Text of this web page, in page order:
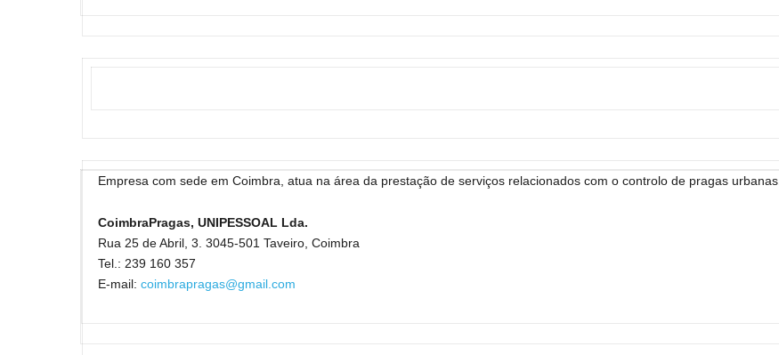
Empresa com sede em Coimbra, atua na área da prestação de serviços relacionados com o controlo de pragas urbanas.
CoimbraPragas, UNIPESSOAL Lda.
Rua 25 de Abril, 3. 3045-501 Taveiro, Coimbra
Tel.: 239 160 357
E-mail: coimbrapragas@gmail.com